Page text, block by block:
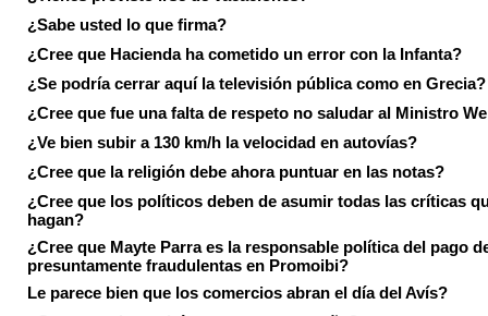
¿Sabe usted lo que firma?
¿Cree que Hacienda ha cometido un error con la Infanta?
¿Se podría cerrar aquí la televisión pública como en Grecia?
¿Cree que fue una falta de respeto no saludar al Ministro
¿Ve bien subir a 130 km/h la velocidad en autovías?
¿Cree que la religión debe ahora puntuar en las notas?
¿Cree que los políticos deben de asumir todas las críticas
hagan?
¿Cree que Mayte Parra es la responsable política del pago
presuntamente fraudulentas en Promoibi?
Le parece bien que los comercios abran el día del Avís?